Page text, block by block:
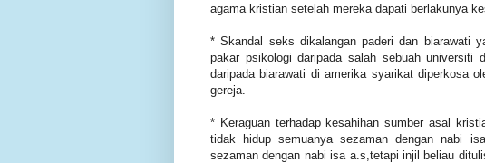
agama kristian setelah mereka dapati berlakunya
* Skandal seks dikalangan paderi dan biarawati
pakar psikologi daripada salah sebuah
daripada biarawati di amerika syarikat diperkosa
gereja.
* Keraguan terhadap kesahihan sumber asal
tidak hidup semuanya sezaman dengan nabi
sezaman dengan nabi isa a.s,tetapi injil beliau